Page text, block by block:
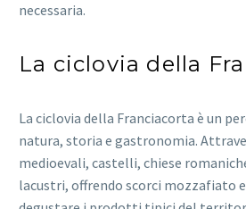
necessaria.
La ciclovia della
La ciclovia della Franciacorta è un
natura, storia e gastronomia.
medioevali, castelli, chiese
lacustri, offrendo scorci mozzafiato